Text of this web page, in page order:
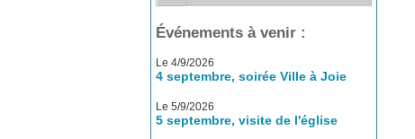
Événements à venir :
Le 4/9/2026
4 septembre, soirée Ville à Joie
Le 5/9/2026
5 septembre, visite de l'église